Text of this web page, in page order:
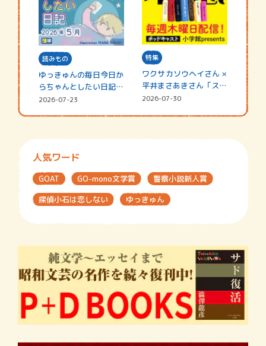
読みもの
ゆっきゅんの毎日今日か
らちゃんとしたい日記
☆202…
2026-07-23
特集
ワクサカソウヘイさん ×
平井まさあきさん「スペ
シャ…
2026-07-30
人気ワード
GOAT GO-mono文学賞
警察小説新人賞
探偵小石は恋しない
ゆっきゅん